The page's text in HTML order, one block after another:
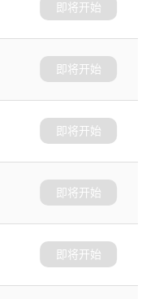
即将开始
即将开始
即将开始
即将开始
即将开始